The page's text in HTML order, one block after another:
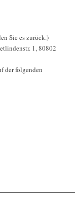
Sie es zurück.)
1, 80802
der folgenden